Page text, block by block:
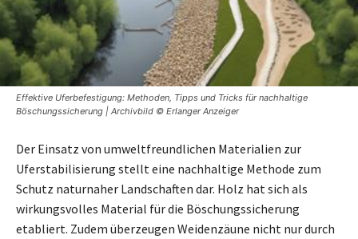
Effektive Uferbefestigung: Methoden, Tipps und Tricks für nachhaltige
Böschungssicherung | Archivbild © Erlanger Anzeiger
Der Einsatz von umweltfreundlichen Materialien zur
Uferstabilisierung stellt eine nachhaltige Methode zum
Schutz naturnaher Landschaften dar. Holz hat sich als
wirkungsvolles Material für die Böschungssicherung
etabliert. Zudem überzeugen Weidenzäune nicht nur durch